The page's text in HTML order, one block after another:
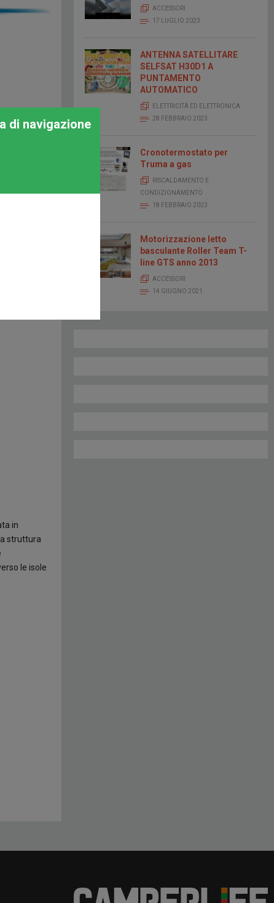
in
struttura
le isole
ACCESSORI
17 LUGLIO 2023
ANTENNA SATELLITARE
SELFSAT H30D1 A
PUNTAMENTO
AUTOMATICO
ELETTRICITÀ ED ELETTRONICA
28 FEBBRAIO 2023
Cronotermostato per
Truma a gas
RISCALDAMENTO E
CONDIZIONAMENTO
18 FEBBRAIO 2023
Motorizzazione letto
basculante Roller Team T-
line GTS anno 2013
ACCESSORI
14 GIUGNO 2021
di navigazione